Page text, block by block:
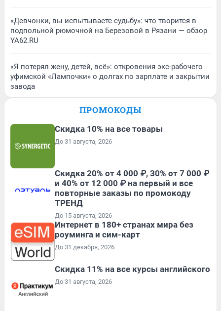
«Девчонки, вы испытываете судьбу»: что творится в
подпольной рюмочной на Березовой в Рязани — обзор
YA62.RU
«Я потерял жену, детей, всё»: откровения экс-рабочего
уфимской «Лампочки» о долгах по зарплате и закрытии
завода
ПРОМОКОДЫ
Скидка 10% на все товары
До 31 августа, 2026
Скидка 20% от 4 000 ₽, 30% от 7 000 ₽
и 40% от 12 000 ₽ на первый и все
повторные заказы по промокоду
ТРЕНД
До 15 августа, 2026
Интернет в 180+ странах мира без
роуминга и сим-карт
До 31 декабря, 2026
Скидка 11% на все курсы английского
До 31 августа, 2026